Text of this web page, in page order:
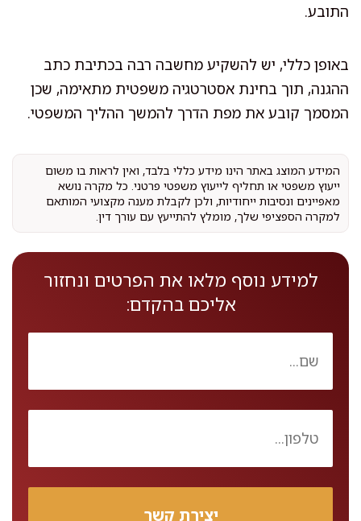
התובע.
באופן כללי, יש להשקיע מחשבה רבה בכתיבת כתב
ההגנה, תוך בחינת אסטרטגיה משפטית מתאימה, שכן
המסמך קובע את מפת הדרך להמשך ההליך המשפטי.
המידע המוצג באתר הינו מידע כללי בלבד, ואין לראות בו משום
ייעוץ משפטי או תחליף לייעוץ משפטי פרטני. כל מקרה נושא
מאפיינים ונסיבות ייחודיות, ולכן לקבלת מענה מקצועי המותאם
למקרה הספציפי שלך, מומלץ להתייעץ עם עורך דין.
למידע נוסף מלאו את הפרטים ונחזור
אליכם בהקדם: